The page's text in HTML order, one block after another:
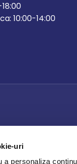
uri
a personaliza
10:00-14:00